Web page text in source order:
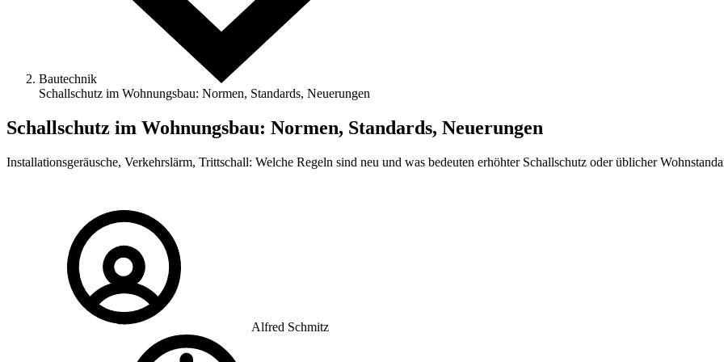
Bautechnik
Schallschutz im Wohnungsbau: Normen, Standards, Neuerungen
Schallschutz im Wohnungsbau: Normen, Standards, Neuerungen
Installationsgeräusche, Verkehrslärm, Trittschall: Welche Regeln sind neu und was bedeuten erhöhter Schallschutz oder üblicher
Alfred Schmitz